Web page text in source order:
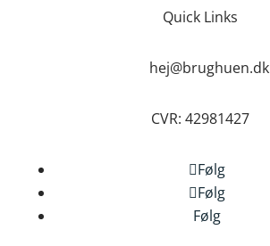
Quick Links
hej@brughuen.dk
CVR: 42981427
Følg
Følg
Følg